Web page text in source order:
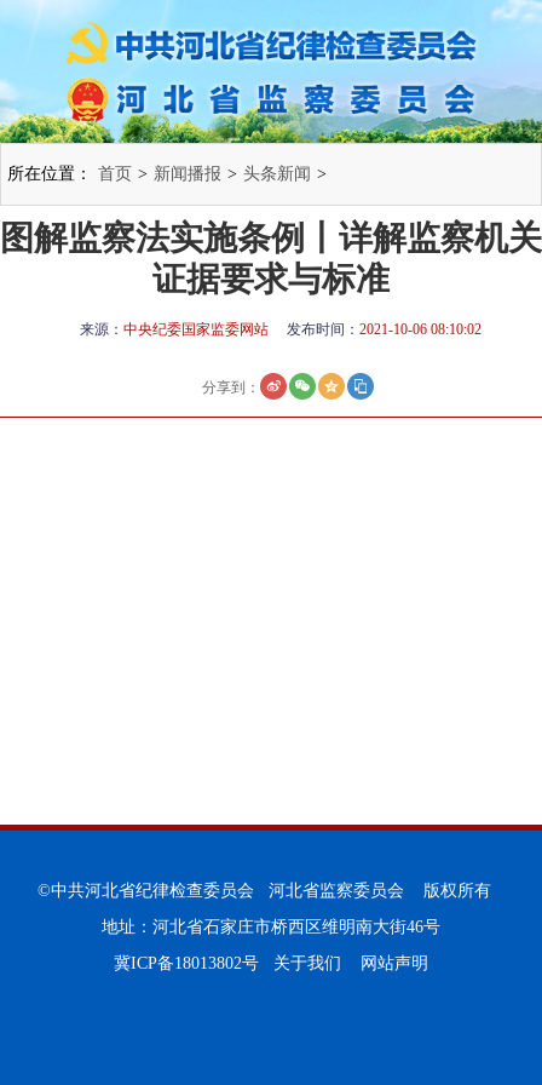
所在位置： 首页 > 新闻播报 > 头条新闻 >
图解监察法实施条例丨详解监察机关
证据要求与标准
来源： 中央纪委国家监委网站 发布时间： 2021-10-06 08:10:02
分享到：
©中共河北省纪律检查委员会 河北省监察委员会 版权所有
地址：河北省石家庄市桥西区维明南大街46号
冀ICP备18013802号
关于我们 网站声明